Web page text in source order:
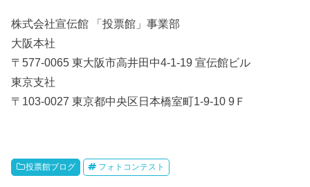
株式会社宣伝館 「投票館」事業部
大阪本社
〒577-0065 東大阪市高井田中4-1-19 宣伝館ビル
東京支社
〒103-0027 東京都中央区日本橋室町1-9-10 9Ｆ
投票館ブログ フォトコンテスト